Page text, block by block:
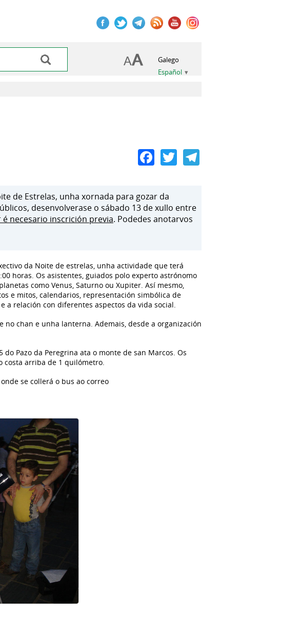
Galego
Español
Facebook
Twitter
de Estrelas, unha xornada para gozar da
desenvolverase o sábado 13 de xullo entre
necesario inscrición previa. Podedes anotarvos
da Noite de estrelas, unha actividade que terá
horas. Os asistentes, guiados polo experto astrónomo
como Venus, Saturno ou Xupiter. Así mesmo,
e mitos, calendarios, representación simbólica de
a relación con diferentes aspectos da vida social.
chan e unha lanterna. Ademais, desde a organización
Pazo da Peregrina ata o monte de san Marcos. Os
costa arriba de 1 quilómetro.
se collerá o bus ao correo